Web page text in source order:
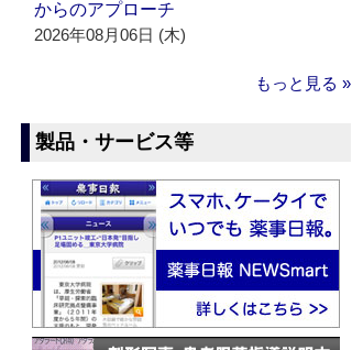
からのアプローチ
2026年08月06日 (木)
もっと見る »
製品・サービス等